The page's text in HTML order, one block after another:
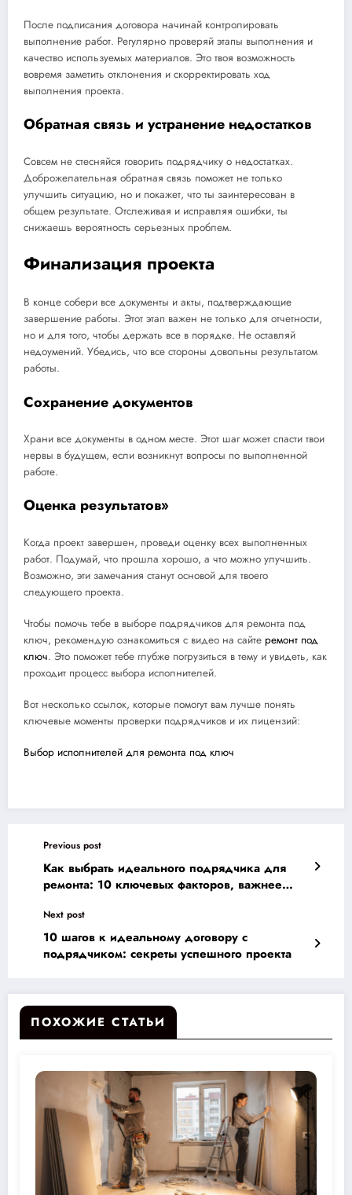
После подписания договора начинай контролировать
выполнение работ. Регулярно проверяй этапы выполнения и
качество используемых материалов. Это твоя возможность
вовремя заметить отклонения и скорректировать ход
выполнения проекта.
Обратная связь и устранение недостатков
Совсем не стесняйся говорить подрядчику о недостатках.
Доброжелательная обратная связь поможет не только
улучшить ситуацию, но и покажет, что ты заинтересован в
общем результате. Отслеживая и исправляя ошибки, ты
снижаешь вероятность серьезных проблем.
Финализация проекта
В конце собери все документы и акты, подтверждающие
завершение работы. Этот этап важен не только для отчетности,
но и для того, чтобы держать все в порядке. Не оставляй
недоумений. Убедись, что все стороны довольны результатом
работы.
Сохранение документов
Храни все документы в одном месте. Этот шаг может спасти твои
нервы в будущем, если возникнут вопросы по выполненной
работе.
Оценка результатов»
Когда проект завершен, проведи оценку всех выполненных
работ. Подумай, что прошла хорошо, а что можно улучшить.
Возможно, эти замечания станут основой для твоего
следующего проекта.
Чтобы помочь тебе в выборе подрядчиков для ремонта под
ключ, рекомендую ознакомиться с видео на сайте ремонт под
ключ. Это поможет тебе глубже погрузиться в тему и увидеть, как
проходит процесс выбора исполнителей.
Вот несколько ссылок, которые помогут вам лучше понять
ключевые моменты проверки подрядчиков и их лицензий:
Выбор исполнителей для ремонта под ключ
Previous post
Как выбрать идеального подрядчика для
ремонта: 10 ключевых факторов, важнее
Next post
10 шагов к идеальному договору с
подрядчиком: секреты успешного проекта
ПОХОЖИЕ СТАТЬИ